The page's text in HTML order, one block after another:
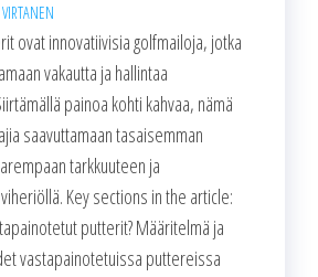
ovat innovatiivisia golfmailoja, jotka
vakautta ja hallintaa
painoa kohti kahvaa, nämä
saavuttamaan tasaisemman
tarkkuuteen ja
Key sections in the article:
putterit? Määritelmä ja
vastapainotetuissa puttereissa